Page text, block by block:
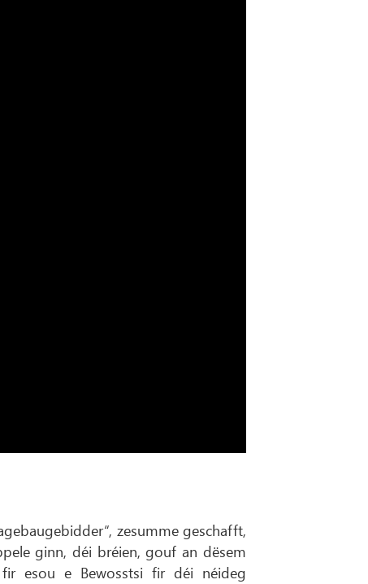
zesumme geschafft,
ginn, déi bréien, gouf an dësem
fir esou e Bewosstsi fir déi néideg